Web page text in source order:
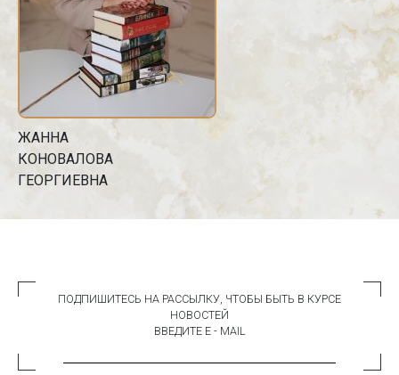
ЖАННА
КОНОВАЛОВА
ГЕОРГИЕВНА
ПОДПИШИТЕСЬ НА РАССЫЛКУ, ЧТОБЫ БЫТЬ В КУРСЕ
НОВОСТЕЙ
ВВЕДИТЕ E - MAIL